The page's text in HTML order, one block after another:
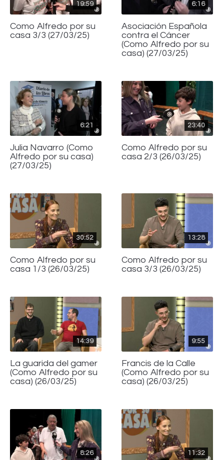
19:59
Como Alfredo por su
casa 3/3 (27/03/25)
6:16
Asociación Española
contra el Cáncer
(Como Alfredo por su
casa) (27/03/25)
6:21
Julia Navarro (Como
Alfredo por su casa)
(27/03/25)
23:40
Como Alfredo por su
casa 2/3 (26/03/25)
30:52
Como Alfredo por su
casa 1/3 (26/03/25)
13:28
Como Alfredo por su
casa 3/3 (26/03/25)
14:39
La guarida del gamer
(Como Alfredo por su
casa) (26/03/25)
9:55
Francis de la Calle
(Como Alfredo por su
casa) (26/03/25)
8:26 11:32